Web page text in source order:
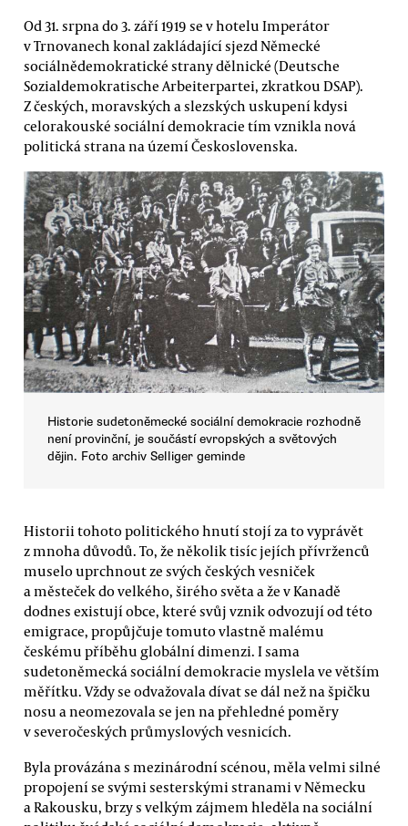
Od 31. srpna do 3. září 1919 se v hotelu Imperátor
v Trnovanech konal zakládající sjezd Německé
sociálnědemokratické strany dělnické (Deutsche
Sozialdemokratische Arbeiterpartei, zkratkou DSAP).
Z českých, moravských a slezských uskupení kdysi
celorakouské sociální demokracie tím vznikla nová
politická strana na území Československa.
Historie sudetoněmecké sociální demokracie rozhodně
není provinční, je součástí evropských a světových
dějin. Foto archiv Selliger geminde
Historii tohoto politického hnutí stojí za to vyprávět
z mnoha důvodů. To, že několik tisíc jejích přívrženců
muselo uprchnout ze svých českých vesniček
a městeček do velkého, širého světa a že v Kanadě
dodnes existují obce, které svůj vznik odvozují od této
emigrace, propůjčuje tomuto vlastně malému
českému příběhu globální dimenzi. I sama
sudetoněmecká sociální demokracie myslela ve větším
měřítku. Vždy se odvažovala dívat se dál než na špičku
nosu a neomezovala se jen na přehledné poměry
v severočeských průmyslových vesnicích.
Byla provázána s mezinárodní scénou, měla velmi silné
propojení se svými sesterskými stranami v Německu
a Rakousku, brzy s velkým zájmem hleděla na sociální